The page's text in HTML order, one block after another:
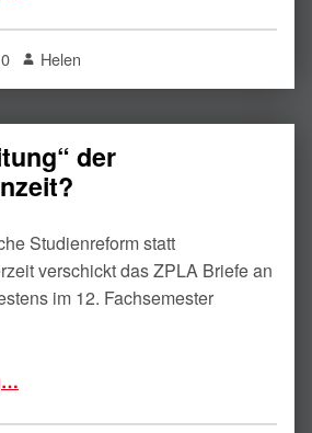
0 Helen
der
Studienreform statt
verschickt das ZPLA Briefe an
im 12. Fachsemester
…